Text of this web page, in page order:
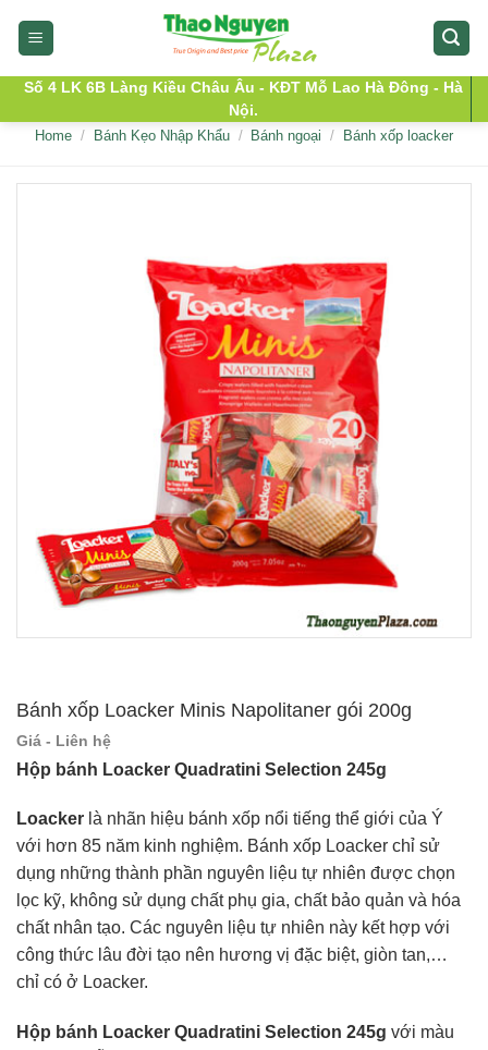
Số 4 LK 6B Làng Kiều Châu Âu - KĐT Mỗ Lao Hà Đông - Hà
Nội.
Home / Bánh Kẹo Nhập Khẩu / Bánh ngoại / Bánh xốp loacker
Bánh xốp Loacker Minis Napolitaner gói 200g
Giá - Liên hệ
Hộp bánh Loacker Quadratini Selection 245g
Loacker là nhãn hiệu bánh xốp nổi tiếng thể giới của Ý
với hơn 85 năm kinh nghiệm. Bánh xốp Loacker chỉ sử
dụng những thành phần nguyên liệu tự nhiên được chọn
lọc kỹ, không sử dụng chất phụ gia, chất bảo quản và hóa
chất nhân tạo. Các nguyên liệu tự nhiên này kết hợp với
công thức lâu đời tạo nên hương vị đặc biệt, giòn tan,…
chỉ có ở Loacker.
Hộp bánh Loacker Quadratini Selection 245g với màu